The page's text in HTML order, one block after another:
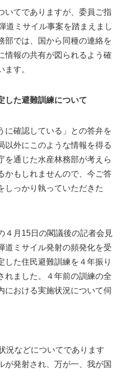
てでありますが、委員ご指
道ミサイル事案を踏まえまし
部では、国から同種の連絡を
情報の共有が図られるよう確
す。
した避難訓練について
確認している」との答弁を
以外にこのような情報を得る
を通じた水産林務部が考えら
かもしれませんので、今ご答
しっかり執っていただきた
月15日の閣議後の記者会見
道ミサイル発射の頻発化を受
した住民避難訓練を４年振り
れました。４年前の訓練の全
における実施状況について伺
況などについてであります
が発射され、万が一、我が国